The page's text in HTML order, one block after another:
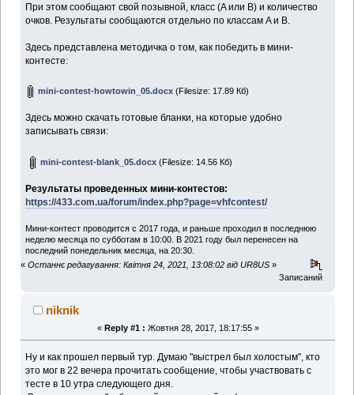
При этом сообщают свой позывной, класс (A или B) и количество
очков. Результаты сообщаются отдельно по классам A и B.
Здесь представлена методичка о том, как победить в мини-
контесте:
mini-contest-howtowin_05.docx (Filesize: 17.89 Кб)
Здесь можно скачать готовые бланки, на которые удобно
записывать связи:
mini-contest-blank_05.docx (Filesize: 14.56 Кб)
Результаты проведенных мини-контестов:
https://433.com.ua/forum/index.php?page=vhfcontest/
Мини-контест проводится с 2017 года, и раньше проходил в последнюю
неделю месяца по субботам в 10:00. В 2021 году был перенесен на
последний понедельник месяца, на 20:30.
« Останнє редагування: Квітня 24, 2021, 13:08:02 від UR8US »
Записаний
niknik
« Reply #1 : Жовтня 28, 2017, 18:17:55 »
Ну и как прошел первый тур. Думаю "выстрел был холостым", кто
это мог в 22 вечера прочитать сообщение, чтобы участвовать с
тесте в 10 утра следующего дня.